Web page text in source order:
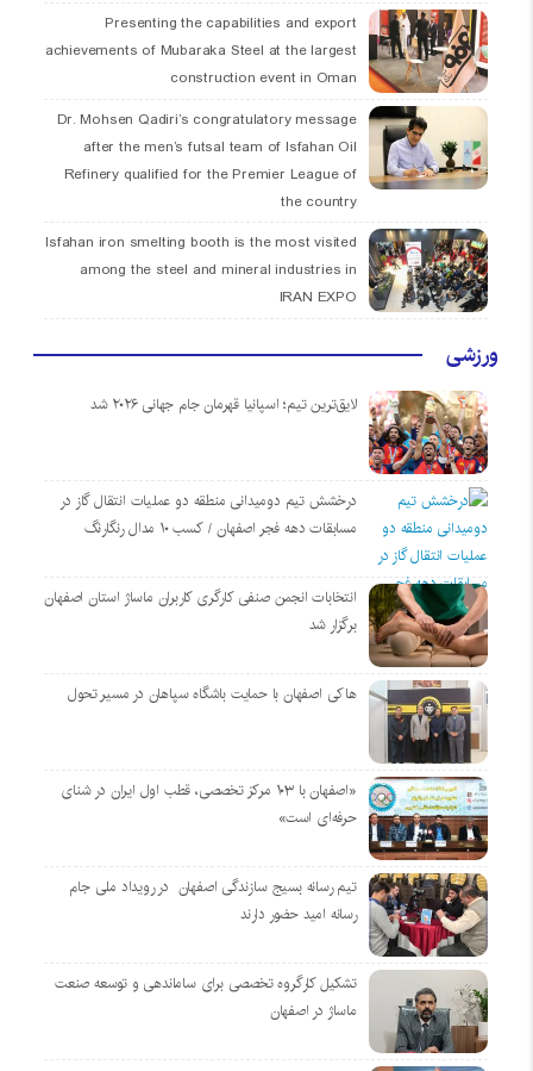
Presenting the capabilities and export
achievements of Mubaraka Steel at the largest
construction event in Oman
Dr. Mohsen Qadiri’s congratulatory message
after the men’s futsal team of Isfahan Oil
Refinery qualified for the Premier League of
the country
Isfahan iron smelting booth is the most visited
among the steel and mineral industries in
IRAN EXPO
ورزشی
لایق‌ترین تیم؛ اسپانیا قهرمان جام جهانی ۲۰۲۶ شد
درخشش تیم دومیدانی منطقه دو عملیات انتقال گاز در
مسابقات دهه فجر اصفهان / کسب ۱۰ مدال رنگارنگ
انتخابات انجمن صنفی کارگری کاربران ماساژ استان اصفهان
برگزار شد
هاکی اصفهان با حمایت باشگاه سپاهان در مسیر تحول
«اصفهان با ۱۰۳ مرکز تخصصی، قطب اول ایران در شنای
حرفه‌ای است»
تیم رسانه بسیج سازندگی اصفهان در رویداد ملی جام
رسانه امید حضور دارند
تشکیل کارگروه تخصصی برای ساماندهی و توسعه صنعت
ماساژ در اصفهان